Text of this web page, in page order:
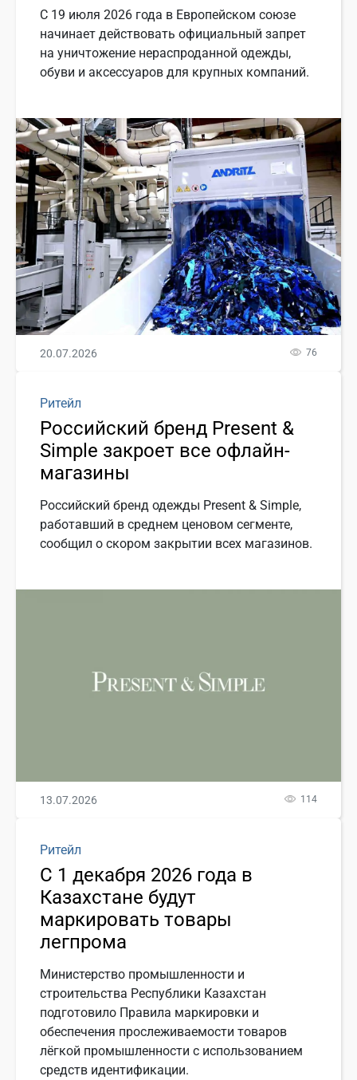
С 19 июля 2026 года в Европейском союзе
начинает действовать официальный запрет
на уничтожение нераспроданной одежды,
обуви и аксессуаров для крупных компаний.
20.07.2026 76
Ритейл
Российский бренд Present &
Simple закроет все офлайн-
магазины
Российский бренд одежды Present & Simple,
работавший в среднем ценовом сегменте,
сообщил о скором закрытии всех магазинов.
13.07.2026 114
Ритейл
С 1 декабря 2026 года в
Казахстане будут
маркировать товары
легпрома
Министерство промышленности и
строительства Республики Казахстан
подготовило Правила маркировки и
обеспечения прослеживаемости товаров
лёгкой промышленности с использованием
средств идентификации.